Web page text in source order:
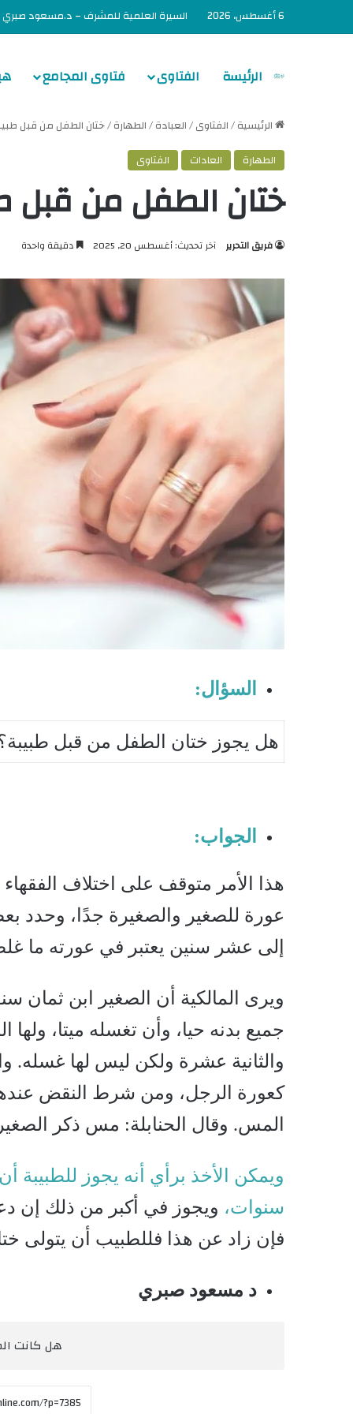
6 أغسطس، 2026 السيرة العلمية للمشرف – د.مسعود صبري
الرئيسة الفتاوى فتاوى المجامع
الرئيسية/الفتاوى/العبادة/الطهارة/ختان الطفل من قبل
الطهارة
العادات الفتاوى
ختان الطفل من قبل
فريق التحرير آخر تحديث: أغسطس 20, 2025 دقيقة واحدة
السؤال:
هل يجوز ختان الطفل من قبل
الجواب:
هذا الأمر متوقف على اختلاف
عورة للصغير والصغيرة جدًا، وحدد
إلى عشر سنين يعتبر في عورته ما
ويرى المالكية أن الصغير ابن ثمان
جميع بدنه حيا، وأن تغسله ميتا،
والثانية عشرة ولكن ليس لها غسله.
كعورة الرجل، ومن شرط النقض
المس. وقال الحنابلة: مس ذكر
ويمكن الأخذ برأي أنه يجوز
سنوات، ويجوز في أكبر من ذلك إن
فإن زاد عن هذا فللطبيب أن يتولى
د مسعود صبري
هل كانت